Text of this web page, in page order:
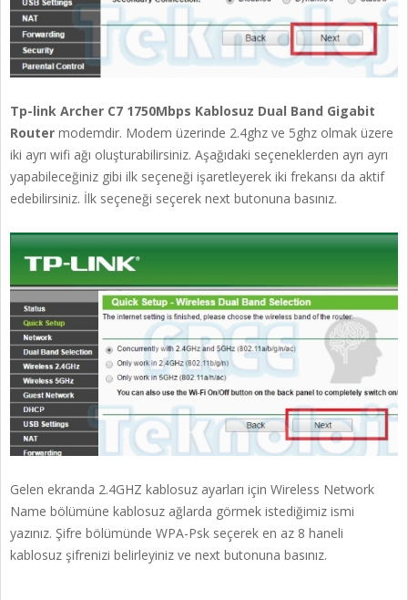
Tp-link Archer C7 1750Mbps Kablosuz Dual Band Gigabit
Router modemdir. Modem üzerinde 2.4ghz ve 5ghz olmak üzere
iki ayrı wifi ağı oluşturabilirsiniz. Aşağıdaki seçeneklerden ayrı ayrı
yapabileceğiniz gibi ilk seçeneği işaretleyerek iki frekansı da aktif
edebilirsiniz. İlk seçeneği seçerek next butonuna basınız.
Gelen ekranda 2.4GHZ kablosuz ayarları için Wireless Network
Name bölümüne kablosuz ağlarda görmek istediğimiz ismi
yazınız. Şifre bölümünde WPA-Psk seçerek en az 8 haneli
kablosuz şifrenizi belirleyiniz ve next butonuna basınız.